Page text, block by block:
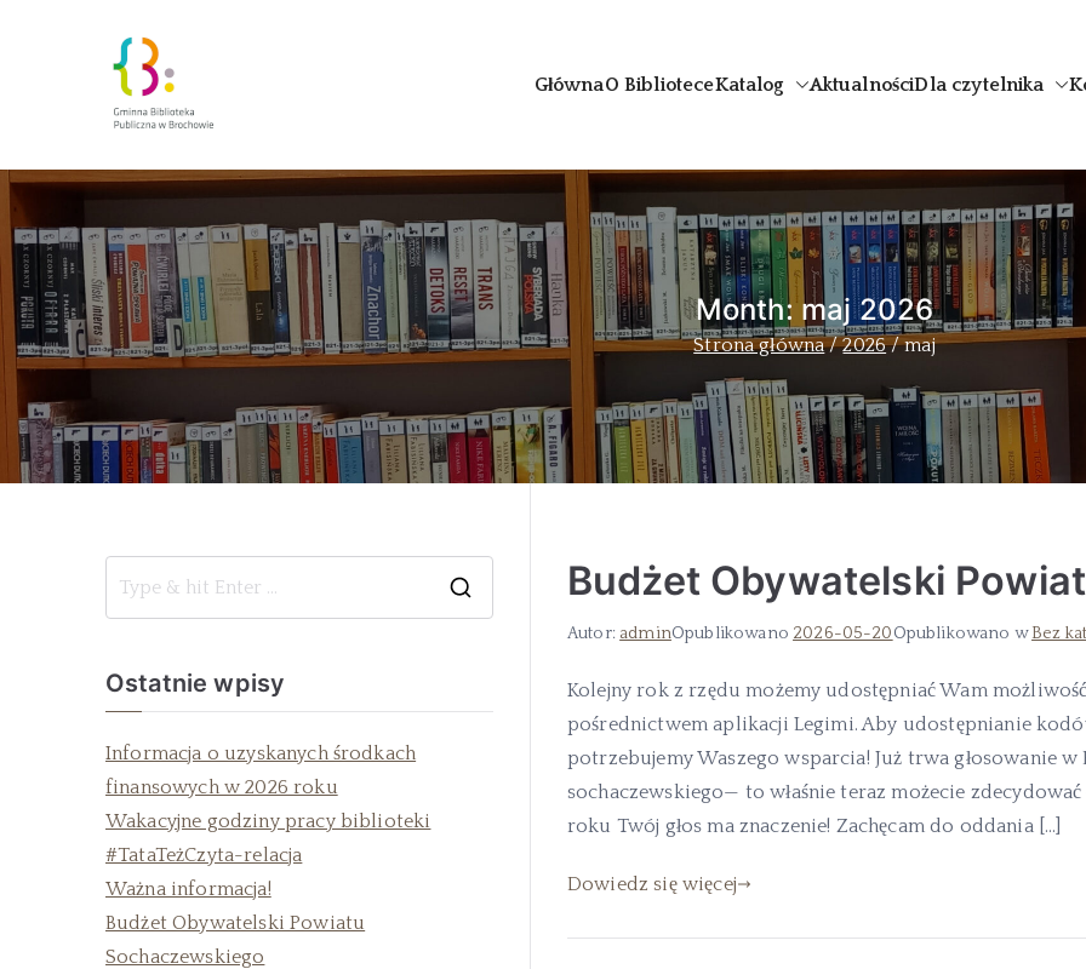
GłównaO BiblioteceKatalog AktualnościDla czytelnika
Month:maj 2026
Strona główna 2026 maj
Budżet Obywatelski
Autor: adminOpublikowano 2026-05-20Opublikowano wBez
Kolejny rok z rzędu możemy udostępniać Wam
pośrednictwem aplikacji Legimi. Aby udostępnianie
potrzebujemy Waszego wsparcia! Już trwa głosowanie
sochaczewskiego— to właśnie teraz możecie
roku Twój głos ma znaczenie! Zachęcam do oddania […]
Dowiedz się więcej
Ostatnie wpisy
Informacja o uzyskanych środkach
finansowych w 2026 roku
Wakacyjne godziny pracy biblioteki
#TataTeżCzyta-relacja
Ważna informacja!
Budżet Obywatelski Powiatu
Sochaczewskiego